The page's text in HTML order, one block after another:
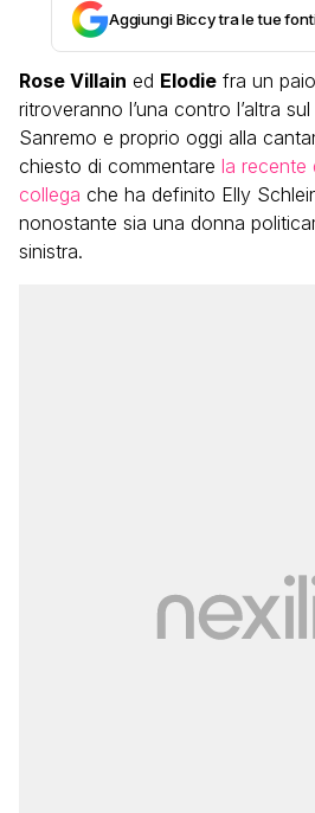
Aggiungi Biccy tra le tue
Rose Villain ed Elodie fra un
ritroveranno l’una contro l’altra
Sanremo e proprio oggi alla
chiesto di commentare la recente
collega che ha definito Elly
nonostante sia una donna
sinistra.